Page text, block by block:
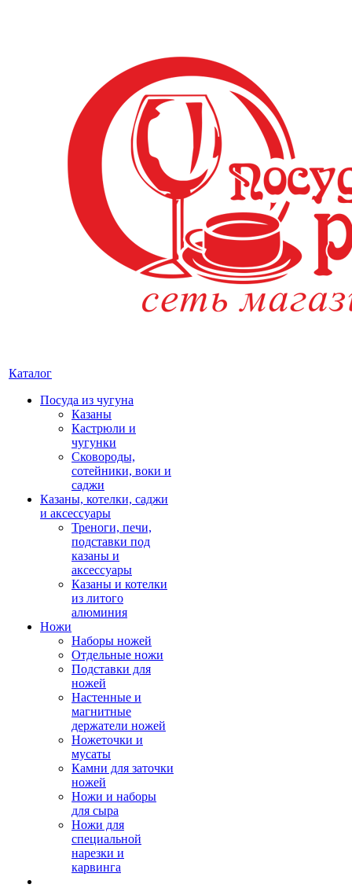
Каталог
Посуда из чугуна
Казаны
Кастрюли и
чугунки
Сковороды,
сотейники, воки и
саджи
Казаны, котелки, саджи
и аксессуары
Треноги, печи,
подставки под
казаны и
аксессуары
Казаны и котелки
из литого
алюминия
Ножи
Наборы ножей
Отдельные ножи
Подставки для
ножей
Настенные и
магнитные
держатели ножей
Ножеточки и
мусаты
Камни для заточки
ножей
Ножи и наборы
для сыра
Ножи для
специальной
нарезки и
карвинга